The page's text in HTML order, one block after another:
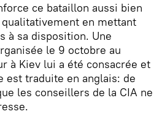
ce bataillon aussi bien
en mettant
à sa disposition. Une
le 9 octobre au
à Kiev lui a été consacrée et
est traduite en anglais: de
les conseillers de la CIA ne